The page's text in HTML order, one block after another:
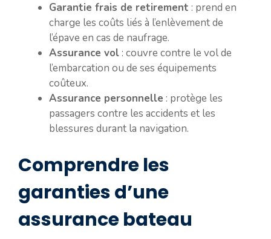
Garantie frais de retirement : prend en
charge les coûts liés à l’enlèvement de
l’épave en cas de naufrage.
Assurance vol : couvre contre le vol de
l’embarcation ou de ses équipements
coûteux.
Assurance personnelle : protège les
passagers contre les accidents et les
blessures durant la navigation.
Comprendre les
garanties d’une
assurance bateau